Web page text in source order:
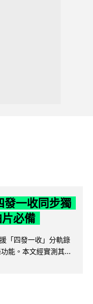
一收同步獨
必備
「四發一收」分軌錄
能。本文經實測其...